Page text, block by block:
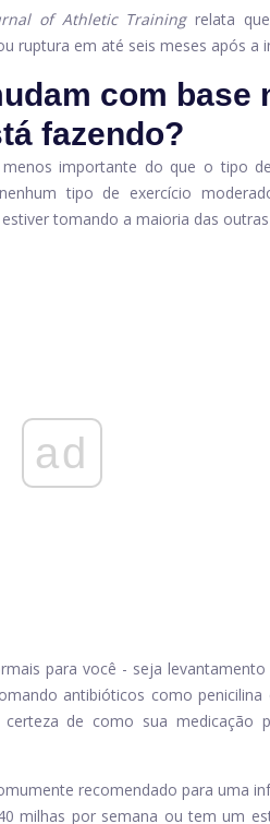
of Athletic Training relata
ruptura em até seis meses após a
com base
fazendo?
importante do que o tipo
tipo de exercício
tomando a maioria das
ad
para você - seja
antibióticos como penicilina
de como sua medicação
recomendado para uma
milhas por semana ou tem um